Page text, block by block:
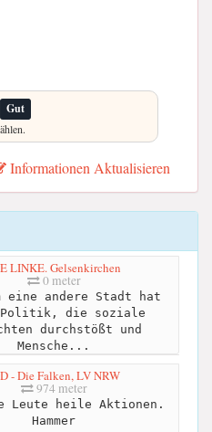
Gut
Informationen Aktualisieren
LINKE. Gelsenkirchen
0 meter
eine andere Stadt hat
die soziale
durchstößt und
Mensche...
- Die Falken, LV NRW
974 meter
Leute heile Aktionen.
Hammer